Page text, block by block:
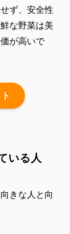
ず、安全性
な野菜は美
が高いで
いる人
きな人と向